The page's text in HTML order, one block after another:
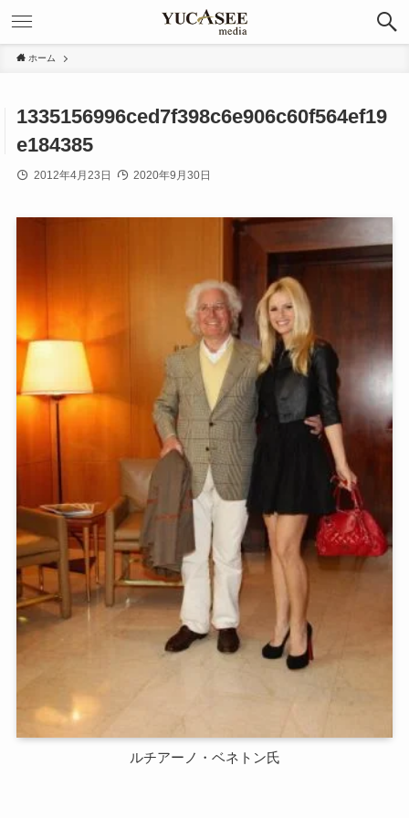
ホーム
1335156996ced7f398c6e906c60f564ef19
e184385
2012年4月23日 2020年9月30日
ルチアーノ・ベネトン氏